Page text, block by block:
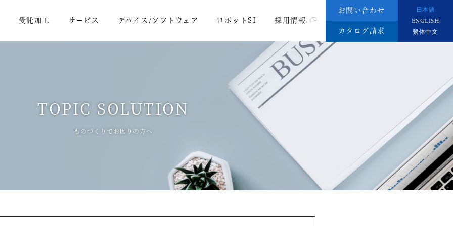
受託加工 サービス デバイス/ソフトウェア ロボットSI 採用情報
お問い合わせ
カタログ請求
日本語
ENGLISH
繫体中文
TOPIC SOLUTION
ものづくりでお困りの方へ